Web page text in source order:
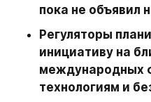
пока не объявил
Регуляторы
инициативу на
международных
технологиям и